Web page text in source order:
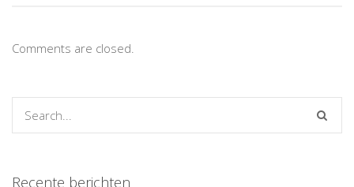
Comments are closed.
Recente berichten